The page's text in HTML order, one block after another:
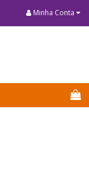
Minha Conta